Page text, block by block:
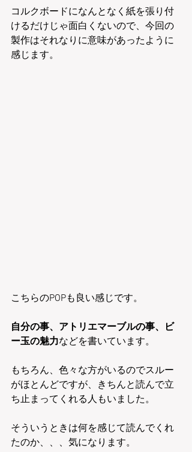
コルクボードになんとなく紙を張り付
けるだけじゃ面白くないので、今回の
製作はそれなりに意味があったように
感じます。
こちらのPOPも良い感じです。
自分の事、アトリエマーブルの事、ビ
ー玉の魅力などを書いています。
もちろん、色々な方がいるのでスルー
がほとんどですが、きちんと読んで立
ち止まってくれる人もいました。
そういうときは何を感じて読んでくれ
たのか、、、気になります。